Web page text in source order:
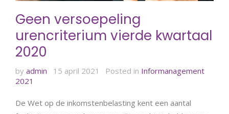
Geen versoepeling
urencriterium vierde kwartaal
2020
by admin 15 april 2021 Posted in Informanagement
2021
De Wet op de inkomstenbelasting kent een aantal